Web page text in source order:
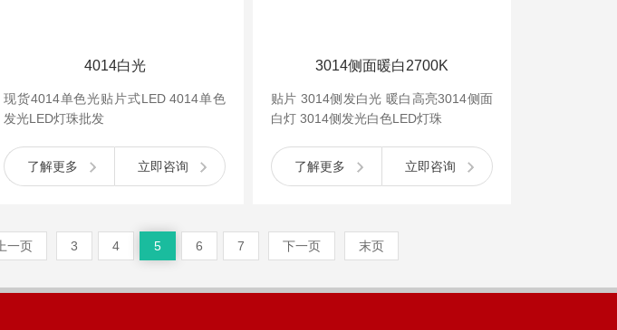
4014白光
现货4014单色光贴片式LED 4014单色
发光LED灯珠批发
了解更多 立即咨询
3014侧面暖白2700K
贴片 3014侧发白光 暖白高亮3014侧面
白灯 3014侧发光白色LED灯珠
了解更多 立即咨询
上一页 3 4 5 6 7 下一页 末页